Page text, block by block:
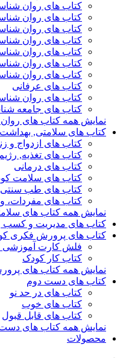
کتاب های روان
کتاب های روان
کتاب های روان
کتاب های روان
کتاب های روان
کتاب های روان
کتاب های روان
کتاب های عرفانی
کتاب های روان
کتاب های جامعه
نمایش همه کتاب های
کتاب های سلامتی,
کتاب های ازدواج و
کتاب های تغذیه,
کتاب های درمانی
کتاب های سلامت
کتاب های طب
کتاب های مفردات،
نمایش همه کتاب های
کتاب های مدیریت و کسب
کتاب های پرورش فکری
فلش کارت آموزشی
کتاب کار کودک
نمایش همه کتاب های
کتاب های دست دوم
کتاب های در حد نو
کتاب های خوب
کتاب های قابل قبول
نمایش همه کتاب های
محصولات